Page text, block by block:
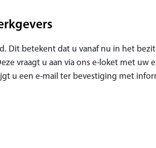
Dit betekent dat u vanaf nu in het
vraagt u aan via ons e-loket met uw
u een e-mail ter bevestiging met